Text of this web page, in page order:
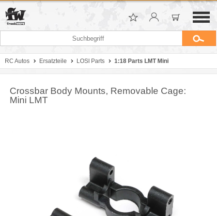
RC Autos Ersatzteile LOSI Parts 1:18 Parts LMT Mini
Crossbar Body Mounts, Removable Cage:
Mini LMT